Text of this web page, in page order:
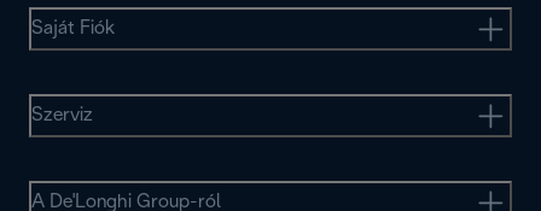
Saját Fiók
Szerviz
A De'Longhi Group-ról